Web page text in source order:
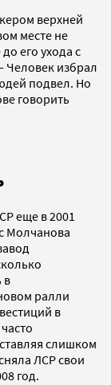
верхней
месте не
его ухода с
Человек избрал
подвел. Но
говорить
еще в 2001
Молчанова
в
ралли
в
слишком
ЛСР свои
год.